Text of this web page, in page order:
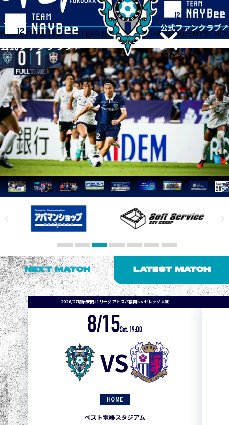
閉じる
HOMETICKETMATCHTEAMNEWSGOODSFANACADEMY
NEXT MATCH LATEST MATCH
2026/27明治安田J1リーグ アビスパ福岡 vs セレッソ大阪
8/15Sat. 19:00
VS
HOME
ベスト電器スタジアム
1